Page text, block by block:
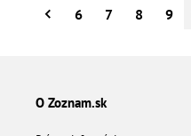
6 7 8 9
O Zoznam.sk